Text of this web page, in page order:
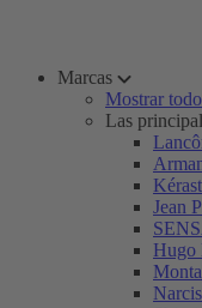
Marcas
Mostrar
Las
Jean
Hugo